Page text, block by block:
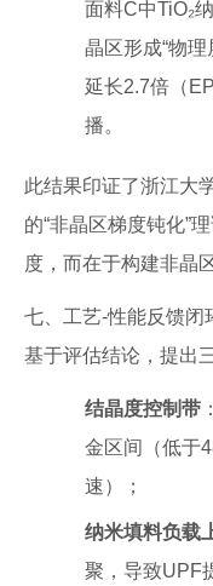
面料C中TiO₂
晶区形成“物
延长2.7倍（
播。
此结果印证了浙江大
的“非晶区梯度钝化”
度，而在于构建非晶
七、工艺-性能反馈闭
基于评估结论，提出
结晶度控制带
金区间（低于
速）；
纳米填料负载
聚，导致UPF